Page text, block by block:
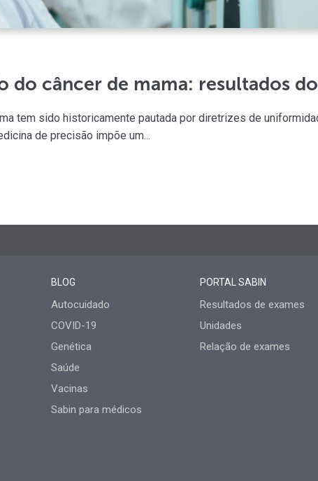
do câncer de mama: resultados
tem sido historicamente pautada por diretrizes de
de precisão impõe um...
BLOG
Autocuidado
COVID-19
Genética
Saúde
Vacinas
Sabin para médicos
PORTAL SABIN
Resultados de exames
Unidades
Relação de exames